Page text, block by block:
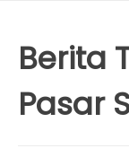
Berita
Pasar